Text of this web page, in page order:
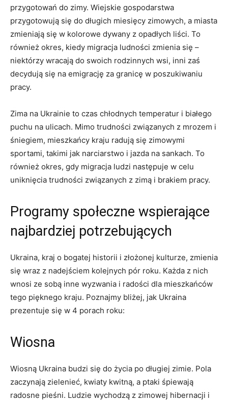
przygotowań do zimy. Wiejskie gospodarstwa
⁣przygotowują się do długich miesięcy ‍zimowych, a miasta
zmieniają się‍ w kolorowe dywany z opadłych liści. To
⁤również⁢ okres, kiedy migracja ⁣ludności​ zmienia się –
niektórzy wracają do swoich⁢ rodzinnych wsi,​ inni zaś
decydują się na emigrację za granicę w poszukiwaniu
pracy.
Zima ‌na Ukrainie to czas chłodnych temperatur i białego
puchu na ​ulicach. Mimo⁤ trudności związanych‌ z ⁢mrozem i
śniegiem, mieszkańcy kraju radują się zimowymi
sportami,‍ takimi jak‌ narciarstwo i jazda na sankach. To
również okres, gdy migracja ludzi następuje w celu
uniknięcia trudności związanych z zimą i brakiem pracy.
Programy społeczne wspierające‍
najbardziej⁤ potrzebujących
Ukraina, kraj o⁣ bogatej historii i ​złożonej kulturze, zmienia
się wraz‍ z nadejściem kolejnych pór roku. Każda z nich ​
wnosi ⁤ze ‌sobą inne wyzwania i radości dla mieszkańców
tego pięknego kraju. Poznajmy bliżej, jak Ukraina
prezentuje się w 4 porach roku:
Wiosna
Wiosną Ukraina​ budzi się⁣ do⁤ życia po długiej zimie. Pola
zaczynają zielenieć, kwiaty kwitną, ‍a ptaki śpiewają
radosne pieśni. Ludzie‍ wychodzą z zimowej hibernacji ⁢i